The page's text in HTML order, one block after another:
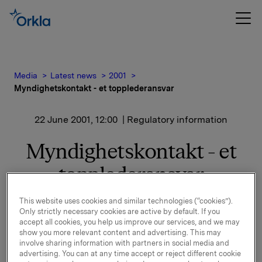
Media Latest news
2001
Myndighetskontakt - et topplederansvar
22 June 2001, 12:00 | Regulatory information
Myndighetskontakt - et
topplederansvar
Av Håkon Mageli, konsernansvarlig for
handelspolitikk, matsikkerhet og miljø
I gresk mytologi heter det at grunnleggeren Sisyfos
fikk i straff å rulle en stor stein opp til toppen av et
This website uses cookies and similar technologies (“cookies”).
Only strictly necessary cookies are active by default. If you
accept all cookies, you help us improve our services, and we may
show you more relevant content and advertising. This may
involve sharing information with partners in social media and
advertising. You can at any time accept or reject different cookie